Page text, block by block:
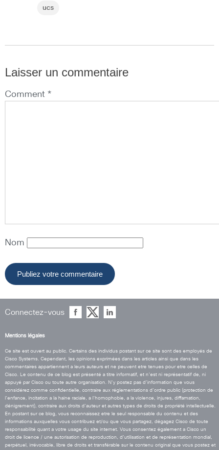
ucs
Laisser un commentaire
Comment *
Nom
Connectez-vous
Mentions légales
Ce site est ouvert au public. Certains des individus postant sur ce site sont des employés de
Cisco Systems. Cependant, les opinions exprimées dans les articles ainsi que dans les
commentaires appartiennent a leurs auteurs et ne peuvent etre tenues pour etre celles de
Cisco. Le contenu de ce blog est présenté a titre informatif, et n’est ni représentatif de, ni
appuyé par Cisco ou toute autre organisation. N’y postez pas d’information que vous
considérez comme confidentielle, contraire aux réglementations d’ordre public (protection de
l’enfance, incitation a la haine raciale, a l’homophobie, a la violence, injures, diffamation,
dénigrement), contraire aux droits d’auteur et autres types de droits de propriété intellectuelle.
En postant sur ce blog, vous reconnaissez etre le seul responsable du contenu et des
informations auxquelles vous contribuez et/ou que vous partagez, dégagez Cisco de toute
responsabilité quant a votre usage du site internet. Vous consentez également a Cisco un
droit de licence / une autorisation de reproduction, d’utilisation et de représentation mondial,
perpétuel, irrévocable, libre de droits et transférable sur le contenu original que vous postez et